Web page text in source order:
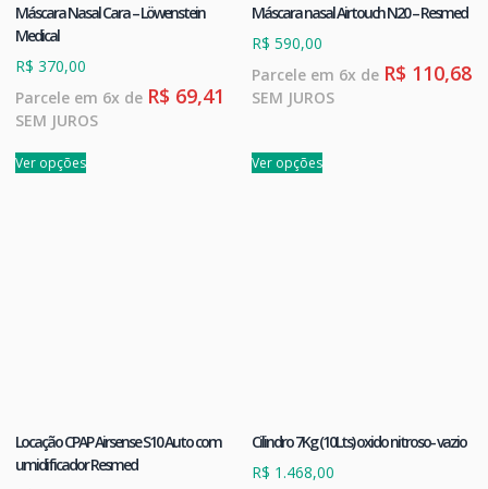
Máscara Nasal Cara – Löwenstein
Medical
R$ 370,00
Parcele em 6x de R$ 69,41
SEM JUROS
Ver opções
Máscara nasal Airtouch N20 – Resmed
R$ 590,00
Parcele em 6x de R$ 110,68
SEM JUROS
Ver opções
Locação CPAP Airsense S10 Auto com
umidificador Resmed
Cilindro 7Kg (10Lts) oxido nitroso- vazio
R$ 1.468,00